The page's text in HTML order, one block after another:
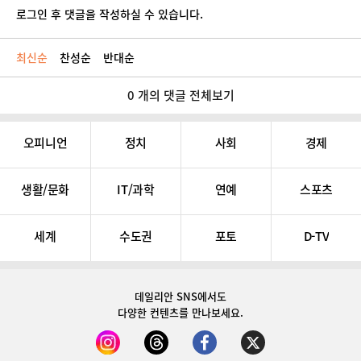
로그인 후 댓글을 작성하실 수 있습니다.
최신순 찬성순 반대순
0 개의 댓글 전체보기
오피니언 정치 사회 경제
생활/문화 IT/과학 연예 스포츠
세계 수도권 포토 D-TV
데일리안 SNS에서도
다양한 컨텐츠를 만나보세요.